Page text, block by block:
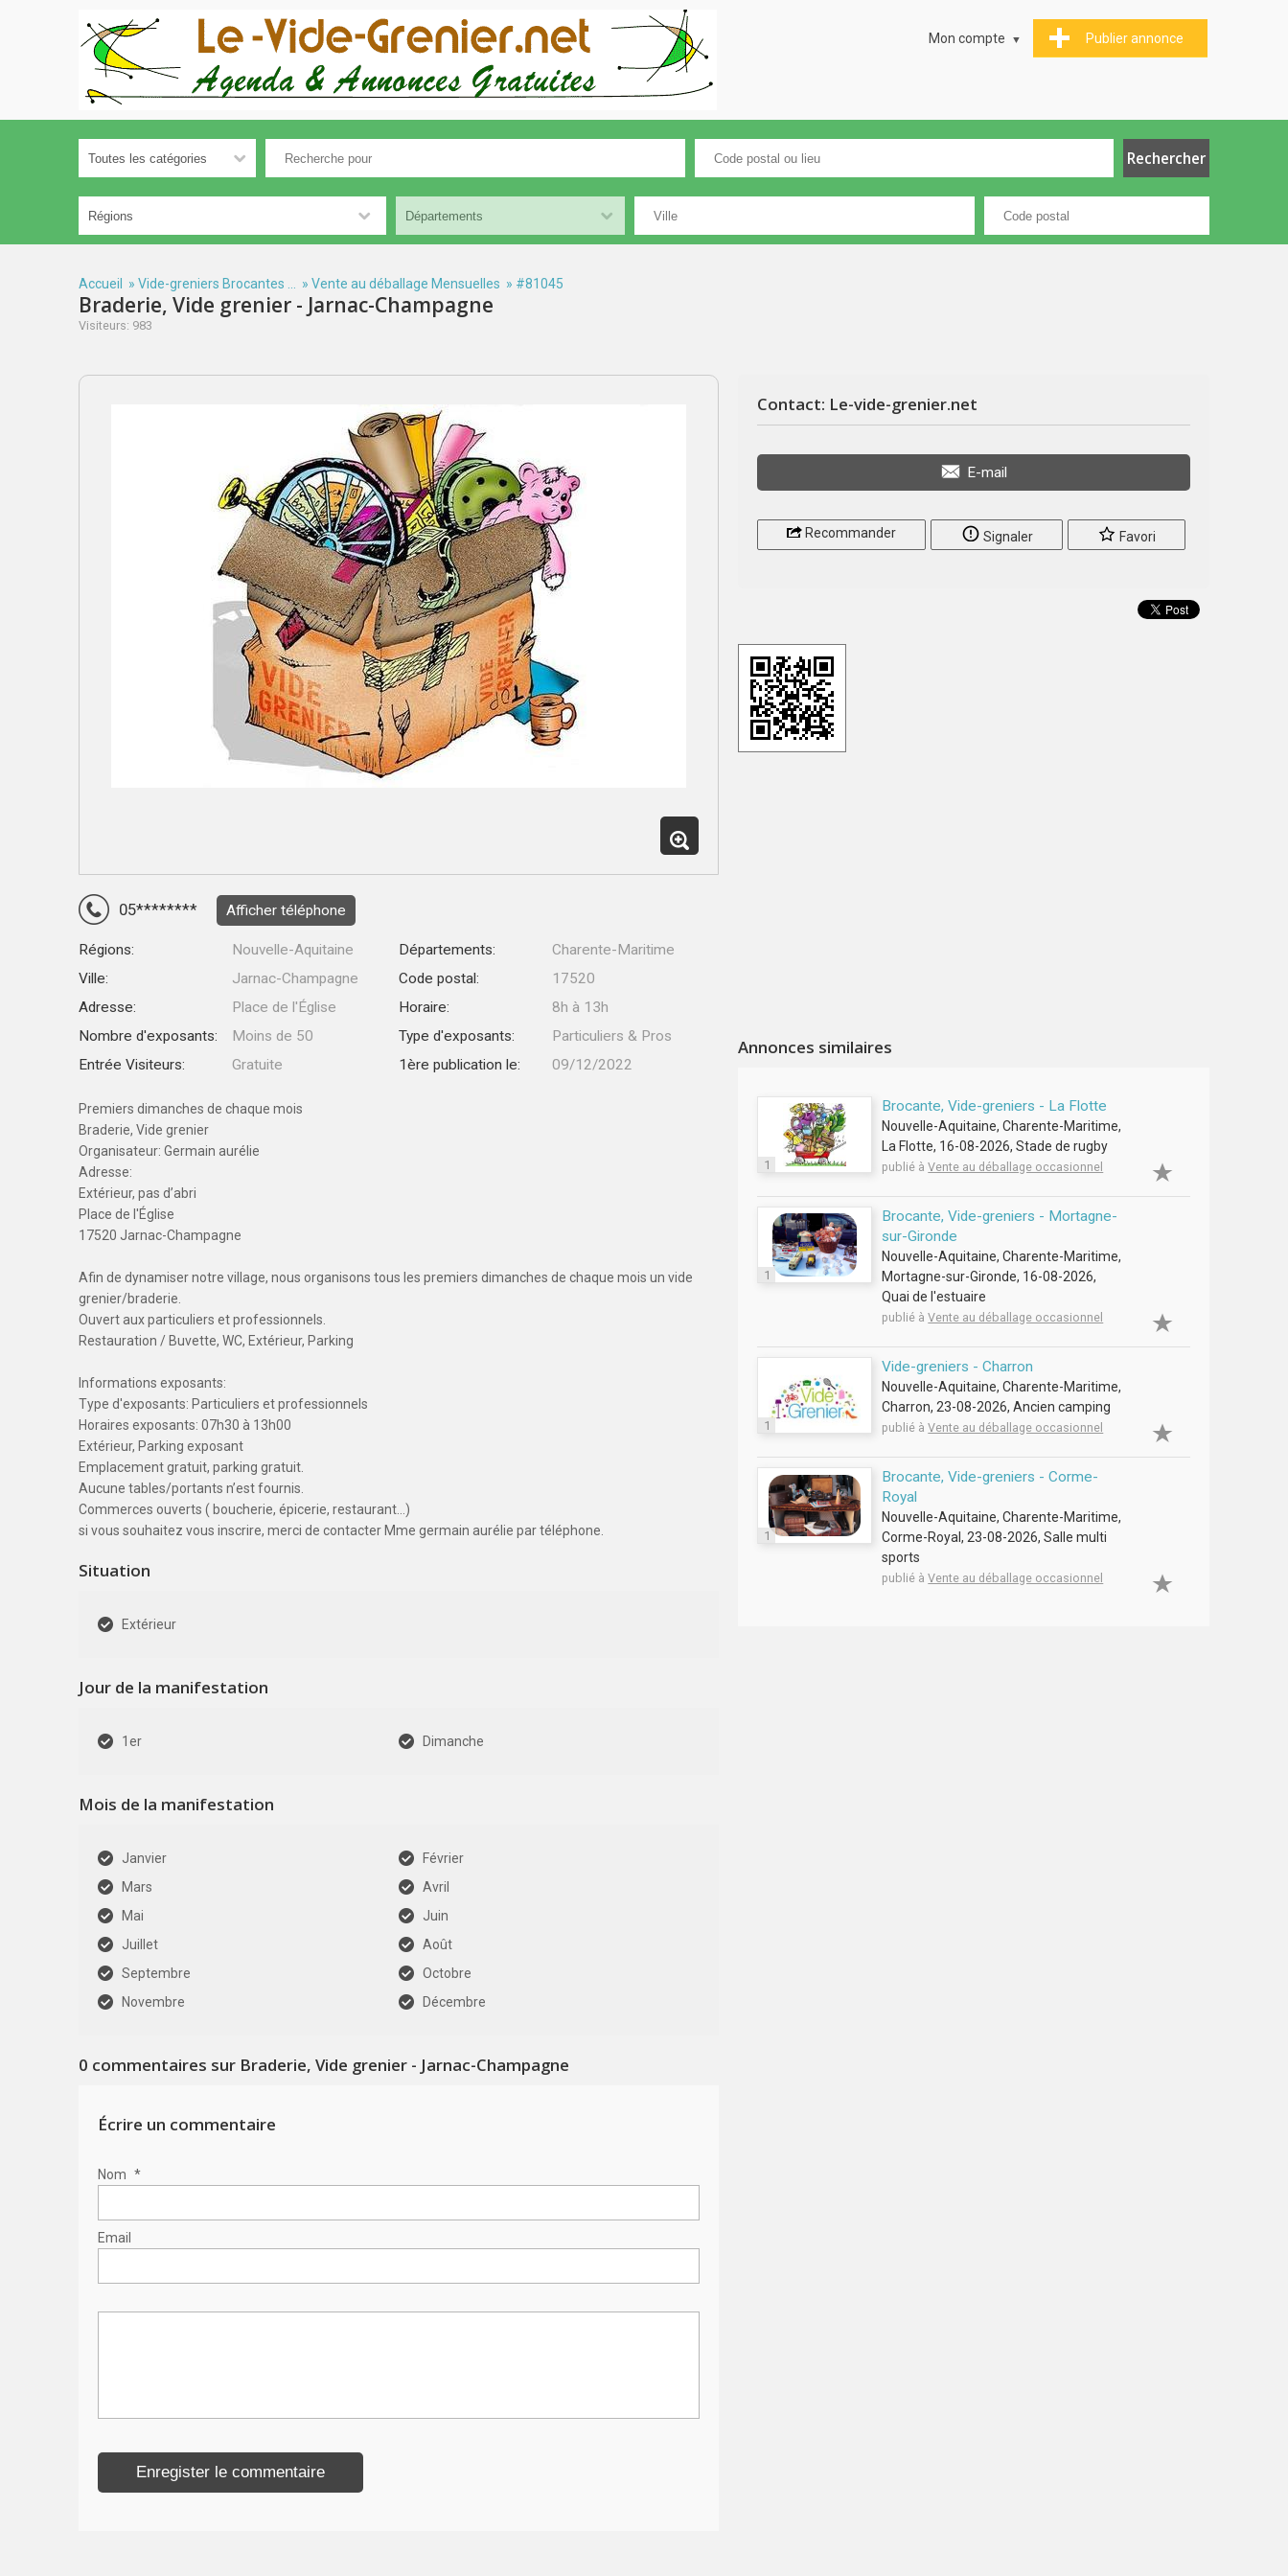
Publier annonce
Mon compte
Accueil » Vide-greniers Brocantes ... » Vente au déballage Mensuelles » #81045
Braderie, Vide grenier - Jarnac-Champagne
Visiteurs: 983
05******** Afficher téléphone
Régions: Nouvelle-Aquitaine Départements:
Charente-Maritime
Ville:
Jarnac-Champagne Code postal:
17520
Adresse:
Place de l'Église Horaire:
8h à 13h
Nombre d'exposants:
Moins de 50 Type d'exposants:
Particuliers & Pros
Entrée Visiteurs:
Gratuite 1ère publication le: 09/12/2022
Premiers dimanches de chaque mois
Braderie, Vide grenier
Organisateur: Germain aurélie
Adresse:
Extérieur, pas d’abri
Place de l'Église
17520 Jarnac-Champagne
Afin de dynamiser notre village, nous organisons tous les premiers dimanches de chaque mois un vide
grenier/braderie.
Ouvert aux particuliers et professionnels.
Restauration / Buvette, WC, Extérieur, Parking
Informations exposants:
Type d'exposants: Particuliers et professionnels
Horaires exposants: 07h30 à 13h00
Extérieur, Parking exposant
Emplacement gratuit, parking gratuit.
Aucune tables/portants n’est fournis.
Commerces ouverts ( boucherie, épicerie, restaurant…)
si vous souhaitez vous inscrire, merci de contacter Mme germain aurélie par téléphone.
Situation
Extérieur
Jour de la manifestation
1er Dimanche
Mois de la manifestation
Janvier
Février
Mars
Avril
Mai
Juin
Juillet
Août
Septembre
Octobre
Novembre
Décembre
0 commentaires sur Braderie, Vide grenier - Jarnac-Champagne
Écrire un commentaire
Nom *
Email
Contact: Le-vide-grenier.net
E-mail
Recommander Signaler Favori
Annonces similaires
1
Brocante, Vide-greniers - La Flotte
Nouvelle-Aquitaine, Charente-Maritime,
La Flotte, 16-08-2026, Stade de rugby
publié àVente au déballage occasionnel
1
Brocante, Vide-greniers - Mortagne-
sur-Gironde
Nouvelle-Aquitaine, Charente-Maritime,
Mortagne-sur-Gironde, 16-08-2026,
Quai de l'estuaire
publié àVente au déballage occasionnel
1
Vide-greniers - Charron
Nouvelle-Aquitaine, Charente-Maritime,
Charron, 23-08-2026, Ancien camping
publié àVente au déballage occasionnel
1
Brocante, Vide-greniers - Corme-
Royal
Nouvelle-Aquitaine, Charente-Maritime,
Corme-Royal, 23-08-2026, Salle multi
sports
publié àVente au déballage occasionnel